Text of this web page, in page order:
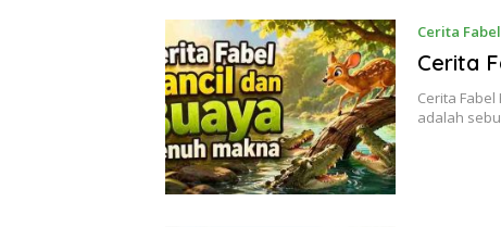
Cerita Fabel
Cerita
Cerita
adalah